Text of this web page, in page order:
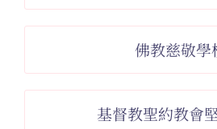
佛教慈敬學
基督教聖約教會